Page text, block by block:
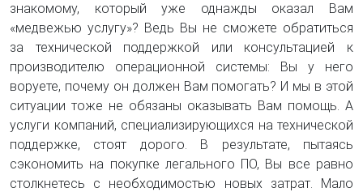
знакомому, который уже однажды оказал Вам
«медвежью услугу»? Ведь Вы не сможете обратиться
за технической поддержкой или консультацией к
производителю операционной системы: Вы у него
воруете, почему он должен Вам помогать? И мы в этой
ситуации тоже не обязаны оказывать Вам помощь. А
услуги компаний, специализирующихся на технической
поддержке, стоят дорого. В результате, пытаясь
сэкономить на покупке легального ПО, Вы все равно
столкнетесь с необходимостью новых затрат. Мало